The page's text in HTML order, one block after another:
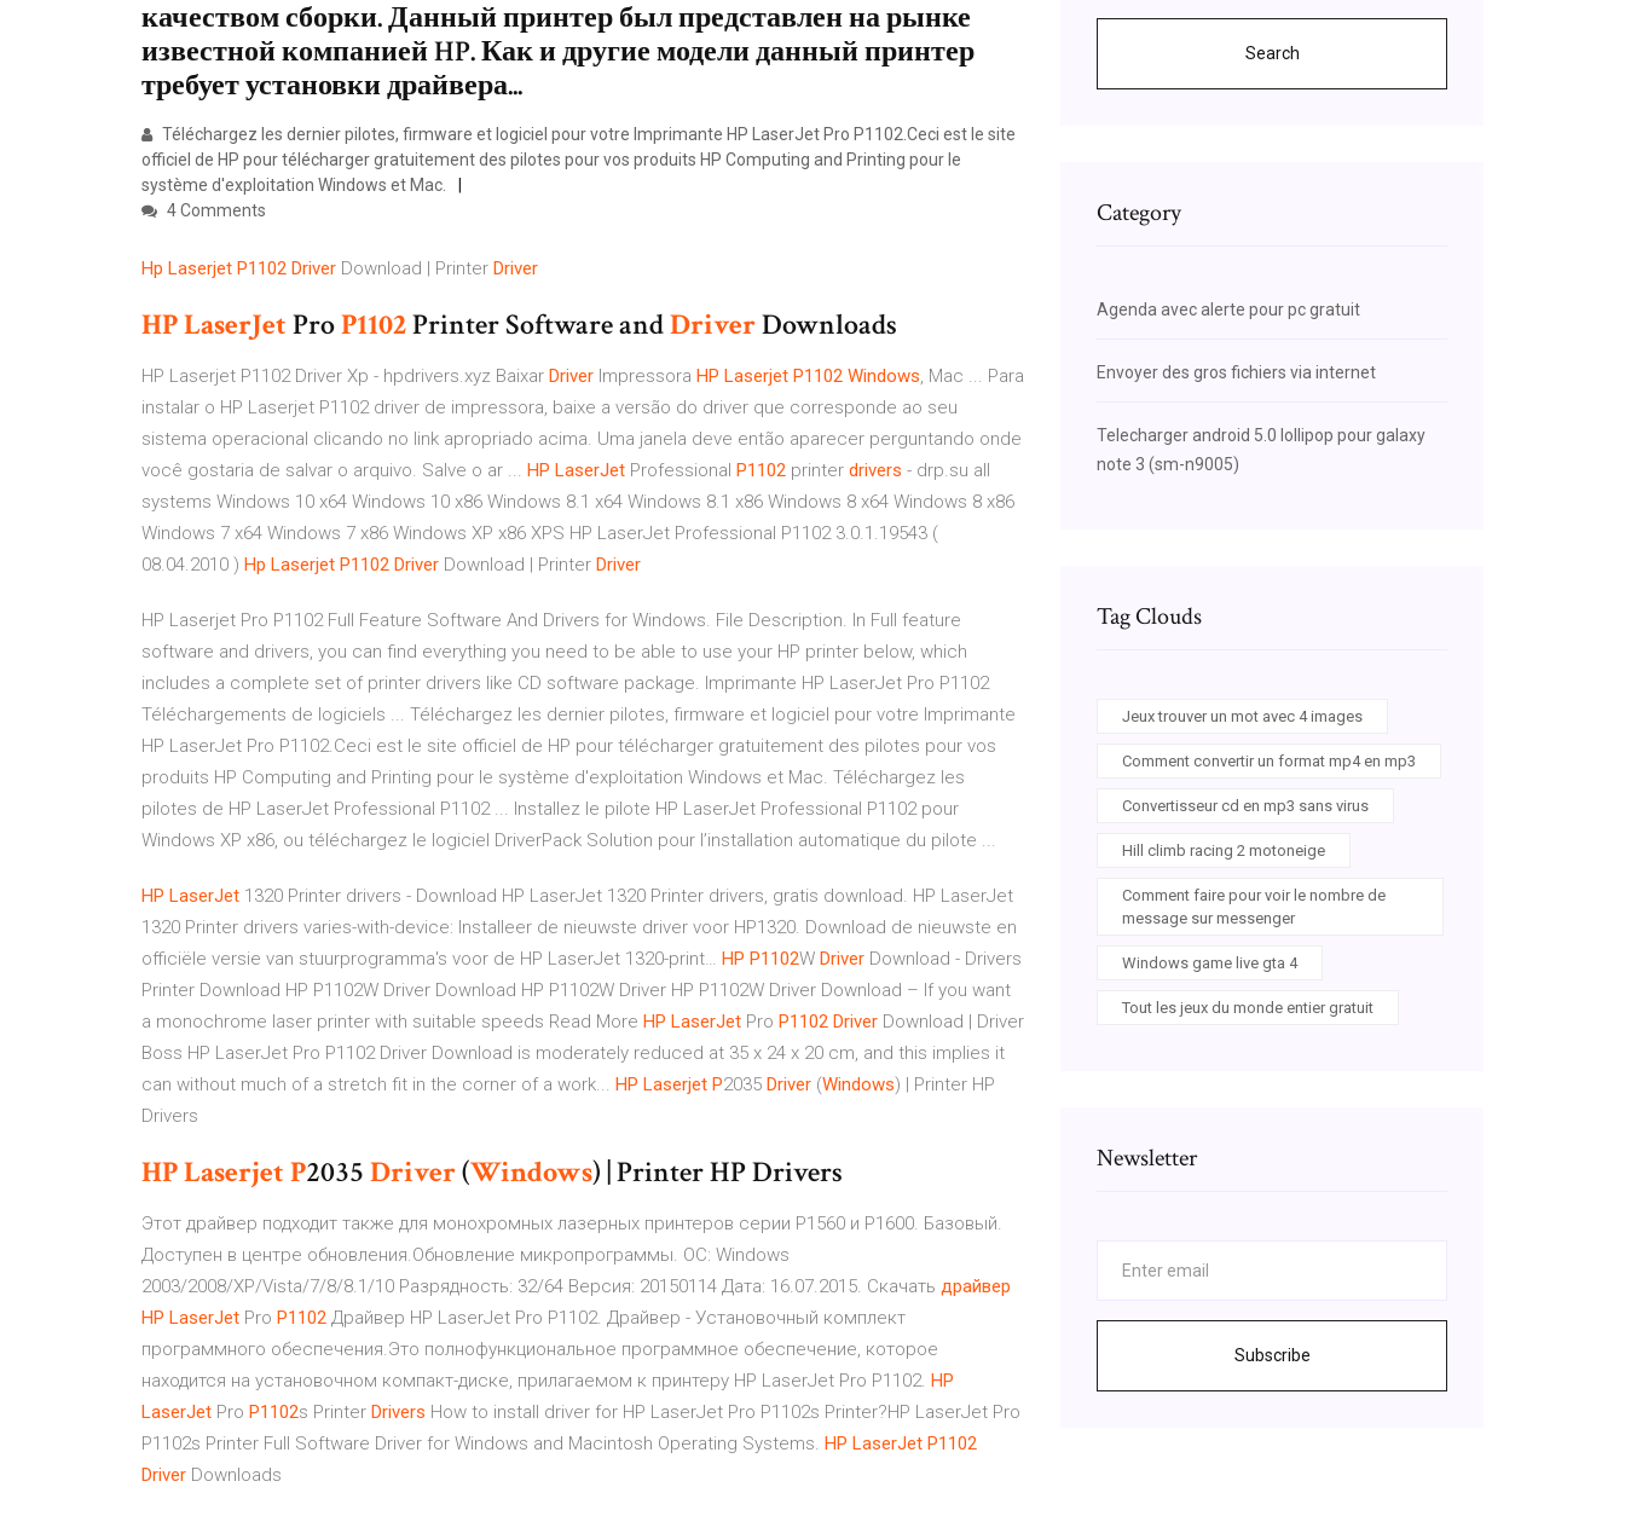
качеством сборки. Данный принтер был представлен на рынке
известной компанией HP. Как и другие модели данный принтер
требует установки драйвера...
Téléchargez les dernier pilotes, firmware et logiciel pour votre Imprimante HP LaserJet Pro P1102.Ceci est le site
officiel de HP pour télécharger gratuitement des pilotes pour vos produits HP Computing and Printing pour le
système d'exploitation Windows et Mac.
4 Comments
Hp Laserjet P1102 Driver Download | Printer Driver
HPLaserJetProP1102Printer Software andDriverDownloads
HP Laserjet P1102 Driver Xp - hpdrivers.xyz Baixar Driver Impressora HP Laserjet P1102 Windows, Mac ... Para
instalar o HP Laserjet P1102 driver de impressora, baixe a versão do driver que corresponde ao seu
sistema operacional clicando no link apropriado acima. Uma janela deve então aparecer perguntando onde
você gostaria de salvar o arquivo. Salve o ar ... HP LaserJet Professional P1102 printer drivers - drp.su all
systems Windows 10 x64 Windows 10 x86 Windows 8.1 x64 Windows 8.1 x86 Windows 8 x64 Windows 8 x86
Windows 7 x64 Windows 7 x86 Windows XP x86 XPS HP LaserJet Professional P1102 3.0.1.19543 (
08.04.2010 ) Hp Laserjet P1102 Driver Download | Printer Driver
HP Laserjet Pro P1102 Full Feature Software And Drivers for Windows. File Description. In Full feature
software and drivers, you can find everything you need to be able to use your HP printer below, which
includes a complete set of printer drivers like CD software package. Imprimante HP LaserJet Pro P1102
Téléchargements de logiciels ... Téléchargez les dernier pilotes, firmware et logiciel pour votre Imprimante
HP LaserJet Pro P1102.Ceci est le site officiel de HP pour télécharger gratuitement des pilotes pour vos
produits HP Computing and Printing pour le système d'exploitation Windows et Mac. Téléchargez les
pilotes de HP LaserJet Professional P1102 ... Installez le pilote HP LaserJet Professional P1102 pour
Windows XP x86, ou téléchargez le logiciel DriverPack Solution pour l’installation automatique du pilote ...
HP LaserJet 1320 Printer drivers - Download HP LaserJet 1320 Printer drivers, gratis download. HP LaserJet
1320 Printer drivers varies-with-device: Installeer de nieuwste driver voor HP1320. Download de nieuwste en
officiële versie van stuurprogramma's voor de HP LaserJet 1320-print… HP P1102W Driver Download - Drivers
Printer Download HP P1102W Driver Download HP P1102W Driver HP P1102W Driver Download – If you want
a monochrome laser printer with suitable speeds Read More HP LaserJet Pro P1102 Driver Download | Driver
Boss HP LaserJet Pro P1102 Driver Download is moderately reduced at 35 x 24 x 20 cm, and this implies it
can without much of a stretch fit in the corner of a work... HP Laserjet P2035 Driver (Windows) | Printer HP
Drivers
HPLaserjetP2035Driver(Windows) | Printer HP Drivers
Этот драйвер подходит также для монохромных лазерных принтеров серии P1560 и P1600. Базовый.
Доступен в центре обновления.Обновление микропрограммы. ОС: Windows
2003/2008/XP/Vista/7/8/8.1/10 Разрядность: 32/64 Версия: 20150114 Дата: 16.07.2015. Скачать драйвер
HP LaserJet Pro P1102 Драйвер HP LaserJet Pro P1102. Драйвер - Установочный комплект
программного обеспечения.Это полнофункциональное программное обеспечение, которое
находится на установочном компакт-диске, прилагаемом к принтеру HP LaserJet Pro P1102. HP
LaserJet Pro P1102s Printer Drivers How to install driver for HP LaserJet Pro P1102s Printer?HP LaserJet Pro
P1102s Printer Full Software Driver for Windows and Macintosh Operating Systems. HP LaserJet P1102
Driver Downloads
Search
Category
Agenda avec alerte pour pc gratuit
Envoyer des gros fichiers via internet
Telecharger android 5.0 lollipop pour galaxy
note 3 (sm-n9005)
Tag Clouds
Jeux trouver un mot avec 4 images
Comment convertir un format mp4 en mp3
Convertisseur cd en mp3 sans virus
Hill climb racing 2 motoneige
Comment faire pour voir le nombre de
message sur messenger
Windows game live gta 4
Tout les jeux du monde entier gratuit
Newsletter
Subscribe